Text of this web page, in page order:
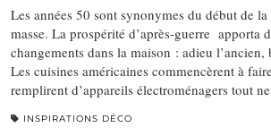
Les années 50 sont synonymes du début de
masse. La prospérité d’après-guerre apporta
changements dans la maison : adieu
Les cuisines américaines commencèrent à
remplirent d’appareils électroménagers tout
INSPIRATIONS DÉCO